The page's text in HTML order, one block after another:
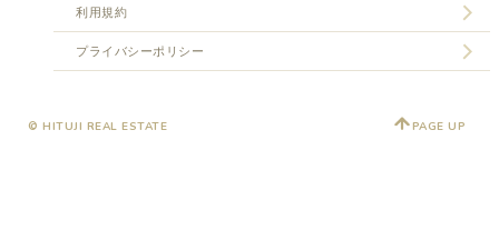
利用規約
プライバシーポリシー
© HITUJI REAL ESTATE PAGE UP